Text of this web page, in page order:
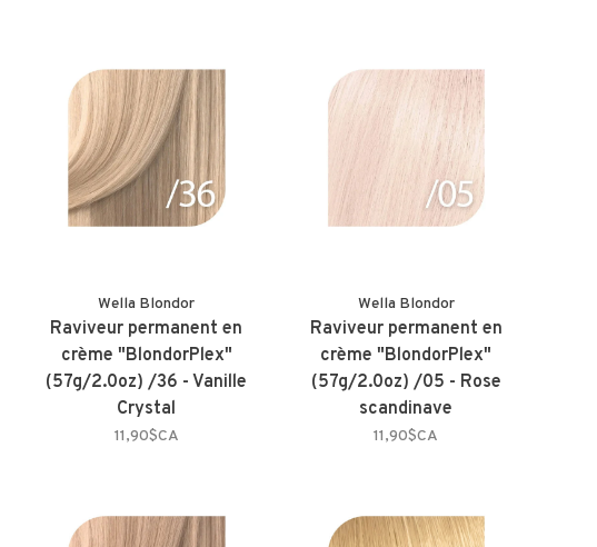
Wella Blondor
Raviveur permanent en
crème "BlondorPlex"
(57g/2.0oz) /36 - Vanille
Crystal
11,90$CA
Wella Blondor
Raviveur permanent en
crème "BlondorPlex"
(57g/2.0oz) /05 - Rose
scandinave
11,90$CA